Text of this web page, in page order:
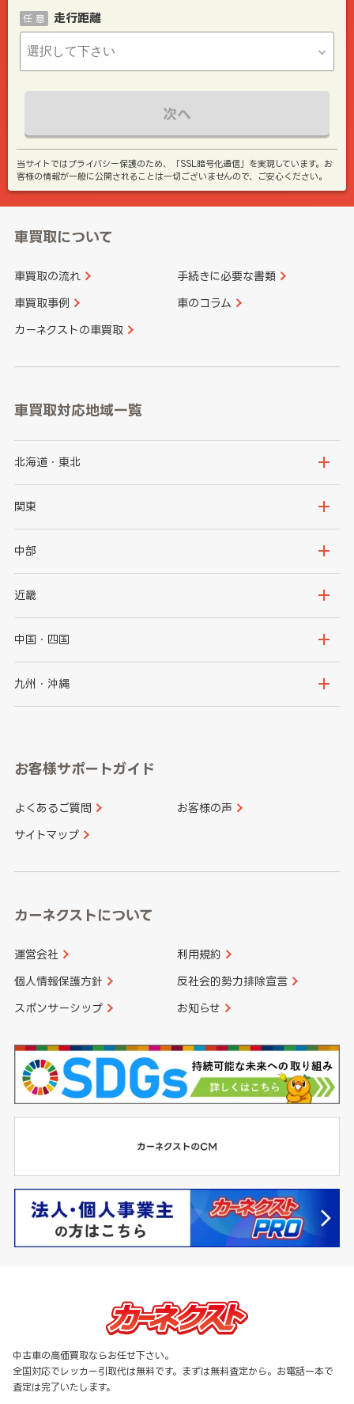
走行距離
任 意
次へ
当サイトではプライバシー保護のため、「SSL暗号化通信」を実現しています。お
客様の情報が一般に公開されることは一切ございませんので、ご安心ください。
車買取について
車買取の流れ 手続きに必要な書類
車買取事例 車のコラム
カーネクストの車買取
車買取対応地域一覧
北海道・東北
北海道
岩手県
秋田県
関東
茨城県
群馬県
千葉県
中部
新潟県
石川県
山梨県
愛知県
近畿
大阪府
京都府
和歌山県
中国・四国
鳥取県
山口県
香川県 愛媛県
九州・沖縄
長崎県
大分県 宮崎県
お客様サポートガイド
よくあるご質問 お客様の声
サイトマップ
カーネクストについて
運営会社 利用規約
個人情報保護方針 反社会的勢力排除宣言
スポンサーシップ お知らせ
中古車の高価買取ならお任せ下さい。
全国対応でレッカー引取代は無料です。まずは無料査定から。お電話一本で
査定は完了いたします。